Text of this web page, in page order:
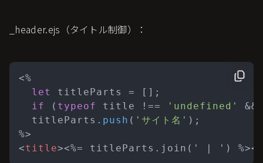
_header.ejs（タイトル制御）：
<%
let
titleParts = [];
if
( typeof title !== 'undefined'
  titleParts.
push ( 'サイト名' );
<title><%= titleParts.join(' | ') %>